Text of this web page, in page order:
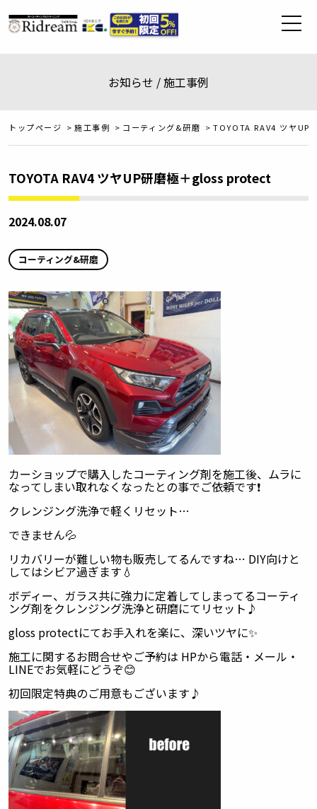
お知らせ / 施工事例
トップページ > 施工事例 > コーティング&研磨 > TOYOTA RAV4 ツヤ
TOYOTA RAV4 ツヤUP研磨極＋gloss protect
2024.08.07
コーティング&研磨
カーショップで購入したコーティング剤を施工後、ムラに
なってしまい取れなくなったとの事でご依頼です❗️
クレンジング洗浄で軽くリセット…
できません💦
リカバリーが難しい物も販売してるんですね… DIY向けと
してはシビア過ぎます💧
ボディー、ガラス共に強力に定着してしまってるコーティ
ング剤をクレンジング洗浄と研磨にてリセット♪
gloss protectにてお手入れを楽に、深いツヤに✨
施工に関するお問合せやご予約は HPから電話・メール・
LINEでお気軽にどうぞ😊
初回限定特典のご用意もございます♪